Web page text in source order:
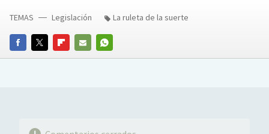
FACEBOOKTWITTERFLIPBOARD
E-
WHATSAPP
TEMAS Legislación La ruleta de la suerte